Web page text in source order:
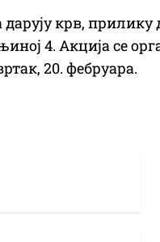
крв,
4. Акција се
20. фебруара.